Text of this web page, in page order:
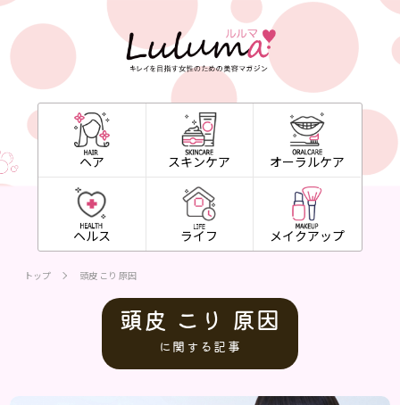
ヘア スキンケア オーラルケア
ヘルス ライフ メイクアップ
トップ 頭皮 こり 原因
頭皮 こり 原因
に関する記事